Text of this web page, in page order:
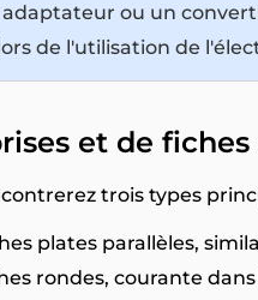
ou un
de l'utilisation de
et de
trois types
plates parallèles,
rondes, courante